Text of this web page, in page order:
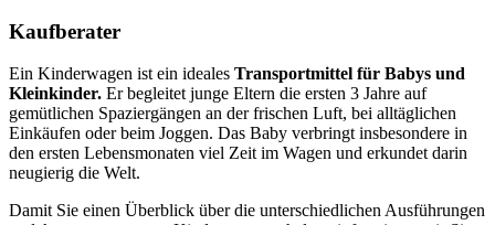
Kaufberater
Ein Kinderwagen ist ein ideales Transportmittel für Babys und
Kleinkinder. Er begleitet junge Eltern die ersten 3 Jahre auf
gemütlichen Spaziergängen an der frischen Luft, bei alltäglichen
Einkäufen oder beim Joggen. Das Baby verbringt insbesondere in
den ersten Lebensmonaten viel Zeit im Wagen und erkundet darin
neugierig die Welt.
Damit Sie einen Überblick über die unterschiedlichen Ausführungen